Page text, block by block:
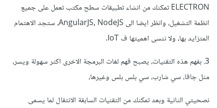
ELECTRON تمكنك من انشاء تطبيقات سطح مكتب تعمل على جميع
انظمة التشغيل، وانظر ايضا الى AngularJS, NodeJS، ستجد الاهتمام
المتزايد بها، ولا ننسى اهميتها ف IoT.
3. بفهم هذه التقنيات، يصبح فهم لغات البرمجة الاخرى اكثر سهولة ويسر،
مثل جافا، سي شارب، سي بلس بلس وغيرها،
نصحيتي الثانية وبعد تمكنك من التقنيات السابقة الانتقال لما يسمى